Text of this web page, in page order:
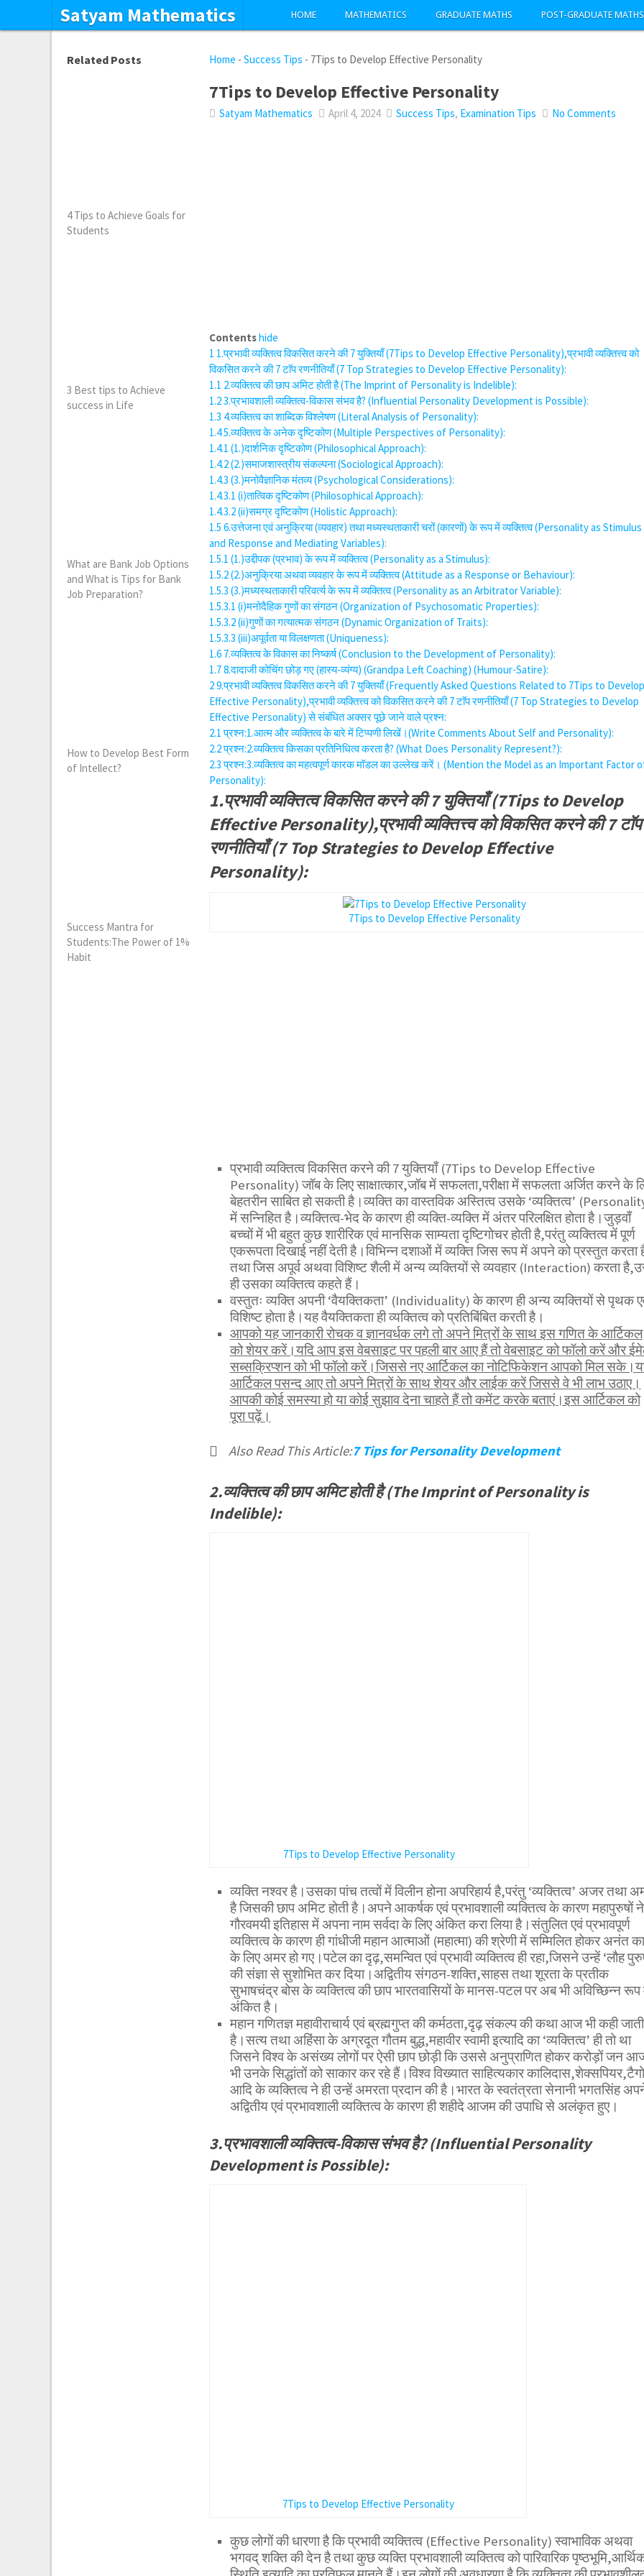
Satyam Mathematics HOME MATHEMATICS GRADUATE MATHS POST-GRADUATE MATHS
Home -Success Tips - 7Tips to Develop Effective Personality
7Tips to Develop Effective Personality
Satyam Mathematics April 4, 2024 Success Tips, Examination Tips No Comments
Contentshide
1 1.प्रभावी व्यक्तित्व विकसित करने की 7 युक्तियाँ (7Tips to Develop Effective Personality),प्रभावी व्यक्तित्त्व को
विकसित करने की 7 टाॅप रणनीतियाँ (7 Top Strategies to Develop Effective Personality):
1.1 2.व्यक्तित्व की छाप अमिट होती है (The Imprint of Personality is Indelible):
1.23.प्रभावशाली व्यक्तित्व-विकास संभव है? (Influential Personality Development is Possible):
1.3 4.व्यक्तित्व का शाब्दिक विश्लेषण (Literal Analysis of Personality):
1.45.व्यक्तित्व के अनेक दृष्टिकोण (Multiple Perspectives of Personality):
1.4.1 (1.)दार्शनिक दृष्टिकोण (Philosophical Approach):
1.4.2(2.)समाजशास्त्रीय संकल्पना (Sociological Approach):
1.4.3 (3.)मनोवैज्ञानिक मंतव्य (Psychological Considerations):
1.4.3.1 (i)तात्विक दृष्टिकोण (Philosophical Approach):
1.4.3.2(ii)समग्र दृष्टिकोण (Holistic Approach):
1.5 6.उत्तेजना एवं अनुक्रिया (व्यवहार) तथा मध्यस्थताकारी चरों (कारणों) के रूप में व्यक्तित्व (Personality as Stimulus
and Response and Mediating Variables):
1.5.1 (1.)उद्दीपक (प्रभाव) के रूप में व्यक्तित्व (Personality as a Stimulus):
1.5.2(2.)अनुक्रिया अथवा व्यवहार के रूप में व्यक्तित्व (Attitude as a Response or Behaviour):
1.5.3 (3.)मध्यस्थताकारी परिवर्त्य के रूप में व्यक्तित्व (Personality as an Arbitrator Variable):
1.5.3.1 (i)मनोदैहिक गुणों का संगठन (Organization of Psychosomatic Properties):
1.5.3.2(ii)गुणों का गत्यात्मक संगठन (Dynamic Organization of Traits):
1.5.3.3 (iii)अपूर्वता या विलक्षणता (Uniqueness):
1.6 7.व्यक्तित्व के विकास का निष्कर्ष (Conclusion to the Development of Personality):
1.78.दादाजी कोचिंग छोड़ गए (हास्य-व्यंग्य) (Grandpa Left Coaching) (Humour-Satire):
29.प्रभावी व्यक्तित्व विकसित करने की 7 युक्तियाँ (Frequently Asked Questions Related to 7Tips to
Effective Personality),प्रभावी व्यक्तित्त्व को विकसित करने की 7 टाॅप रणनीतियाँ (7 Top Strategies to Develop
Effective Personality) से संबंधित अक्सर पूछे जाने वाले प्रश्न:
2.1 प्रश्न:1.आत्म और व्यक्तित्व के बारे में टिप्पणी लिखें।(Write Comments About Self and Personality):
2.2प्रश्न:2.व्यक्तित्व किसका प्रतिनिधित्व करता है? (What Does Personality Represent?):
2.3 प्रश्न:3.व्यक्तित्व का महत्वपूर्ण कारक मॉडल का उल्लेख करें। (Mention the Model as an Important Factor
Personality):
1.प्रभावी व्यक्तित्व विकसित करने की 7 युक्तियाँ (7Tips to Develop
Effective Personality),प्रभावी व्यक्तित्त्व को विकसित करने की 7 टाॅप
रणनीतियाँ (7 Top Strategies to Develop Effective
Personality):
7Tips to Develop Effective Personality
प्रभावी व्यक्तित्व विकसित करने की 7 युक्तियाँ (7Tips to Develop Effective
Personality) जॉब के लिए साक्षात्कार,जॉब में सफलता,परीक्षा में सफलता अर्जित करने के
बेहतरीन साबित हो सकती है।व्यक्ति का वास्तविक अस्तित्व उसके ‘व्यक्तित्व’
में सन्निहित है।व्यक्तित्व-भेद के कारण ही व्यक्ति-व्यक्ति में अंतर परिलक्षित होता है।जुड़वाँ
बच्चों में भी बहुत कुछ शारीरिक एवं मानसिक साम्यता दृष्टिगोचर होती है,परंतु व्यक्तित्व में पूर्ण
एकरूपता दिखाई नहीं देती है।विभिन्न दशाओं में व्यक्ति जिस रूप में अपने को प्रस्तुत करता
तथा जिस अपूर्व अथवा विशिष्ट शैली में अन्य व्यक्तियों से व्यवहार (Interaction) करता
ही उसका व्यक्तित्व कहते हैं।
वस्तुतः व्यक्ति अपनी ‘वैयक्तिकता’ (Individuality) के कारण ही अन्य व्यक्तियों से पृथक
विशिष्ट होता है।यह वैयक्तिकता ही व्यक्तित्व को प्रतिबिंबित करती है।
आपको यह जानकारी रोचक व ज्ञानवर्धक लगे तो अपने मित्रों के साथ इस गणित के आर्टिकल
को शेयर करें।यदि आप इस वेबसाइट पर पहली बार आए हैं तो वेबसाइट को फॉलो करें और
सब्सक्रिप्शन को भी फॉलो करें।जिससे नए आर्टिकल का नोटिफिकेशन आपको मिल
आर्टिकल पसन्द आए तो अपने मित्रों के साथ शेयर और लाईक करें जिससे वे भी लाभ उठाए।
आपकी कोई समस्या हो या कोई सुझाव देना चाहते हैं तो कमेंट करके बताएं।इस आर्टिकल को
पूरा पढ़ें।
Also Read This Article:7 Tips for Personality Development
2.व्यक्तित्व की छाप अमिट होती है (The Imprint of Personality is
Indelible):
7Tips to Develop Effective Personality
व्यक्ति नश्वर है।उसका पांच तत्वों में विलीन होना अपरिहार्य है,परंतु ‘व्यक्तित्व’ अजर तथा
है जिसकी छाप अमिट होती है।अपने आकर्षक एवं प्रभावशाली व्यक्तित्व के कारण महापुरुषों ने
गौरवमयी इतिहास में अपना नाम सर्वदा के लिए अंकित करा लिया है।संतुलित एवं प्रभावपूर्ण
व्यक्तित्व के कारण ही गांधीजी महान आत्माओं (महात्मा) की श्रेणी में सम्मिलित होकर अनंत
के लिए अमर हो गए।पटेल का दृढ़,समन्वित एवं प्रभावी व्यक्तित्व ही रहा,जिसने उन्हें ‘लौह
की संज्ञा से सुशोभित कर दिया।अद्वितीय संगठन-शक्ति,साहस तथा शूरता के प्रतीक
सुभाषचंद्र बोस के व्यक्तित्व की छाप भारतवासियों के मानस-पटल पर अब भी अविच्छिन्न रूप
अंकित है।
महान गणितज्ञ महावीराचार्य एवं ब्रह्मगुप्त की कर्मठता,दृढ़ संकल्प की कथा आज भी कही जाती
है।सत्य तथा अहिंसा के अग्रदूत गौतम बुद्ध,महावीर स्वामी इत्यादि का ‘व्यक्तित्व’ ही तो था
जिसने विश्व के असंख्य लोगों पर ऐसी छाप छोड़ी कि उससे अनुप्राणित होकर करोड़ों जन
भी उनके सिद्धांतों को साकार कर रहे हैं।विश्व विख्यात साहित्यकार
आदि के व्यक्तित्व ने ही उन्हें अमरता प्रदान की है।भारत के स्वतंत्रता सेनानी भगतसिंह
अद्वितीय एवं प्रभावशाली व्यक्तित्व के कारण ही शहीदे आजम की उपाधि से अलंकृत हुए।
3.प्रभावशाली व्यक्तित्व-विकास संभव है? (Influential Personality
Development is Possible):
7Tips to Develop Effective Personality
कुछ लोगों की धारणा है कि प्रभावी व्यक्तित्व (Effective Personality) स्वाभाविक अथवा
भगवद् शक्ति की देन है तथा कुछ व्यक्ति प्रभावशाली व्यक्तित्व को पारिवारिक
Related Posts
4 Tips to Achieve Goals for
Students
3 Best tips to Achieve
success in Life
What are Bank Job Options
and What is Tips for Bank
Job Preparation?
How to Develop Best Form
of Intellect?
Success Mantra for
Students:The Power of 1%
Habit